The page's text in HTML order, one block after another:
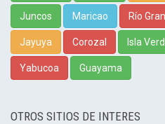
Juncos Maricao Río
Jayuya Corozal Isla
Yabucoa Guayama
OTROS SITIOS DE INTERES